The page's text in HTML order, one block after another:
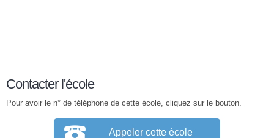
Contacter l'école
Pour avoir le n° de téléphone de cette école, cliquez sur le bouton.
Appeler cette école